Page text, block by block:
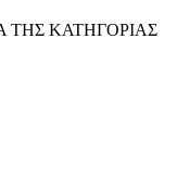
ΤΗΣ ΚΑΤΗΓΟΡΙΑΣ